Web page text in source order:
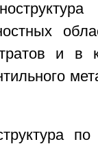
и в